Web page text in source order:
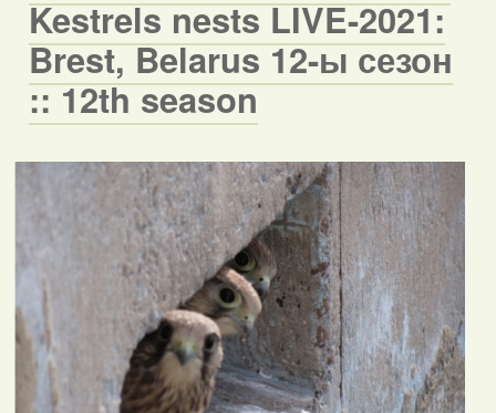
Kestrels nests LIVE-2021:
Brest, Belarus 12-ы сезон
:: 12th season